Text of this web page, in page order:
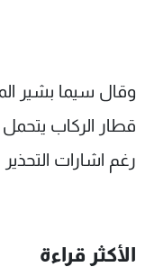
وقال سيما بشير
قطار الركاب
رغم اشارات
الأكثر قراءة